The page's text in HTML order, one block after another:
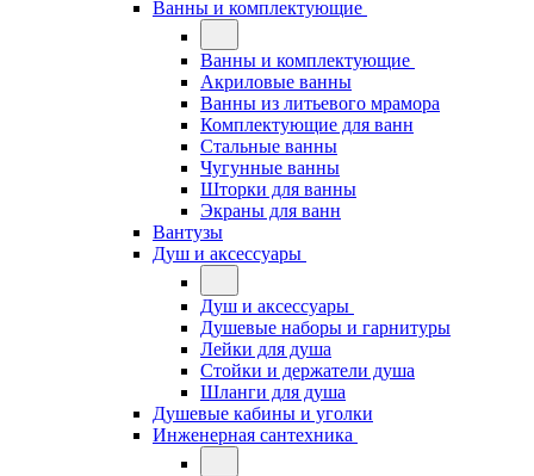
Ванны и комплектующие
Ванны и комплектующие
Акриловые ванны
Ванны из литьевого мрамора
Комплектующие для ванн
Стальные ванны
Чугунные ванны
Шторки для ванны
Экраны для ванн
Вантузы
Душ и аксессуары
Душ и аксессуары
Душевые наборы и гарнитуры
Лейки для душа
Стойки и держатели душа
Шланги для душа
Душевые кабины и уголки
Инженерная сантехника